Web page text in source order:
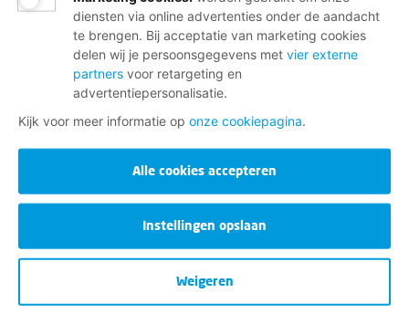
diensten via online advertenties onder de aandacht
te brengen. Bij acceptatie van marketing cookies
delen wij je persoonsgegevens met vier externe
partners voor retargeting en
advertentiepersonalisatie.
Kijk voor meer informatie op onze cookiepagina.
Alle cookies accepteren
Instellingen opslaan
Weigeren